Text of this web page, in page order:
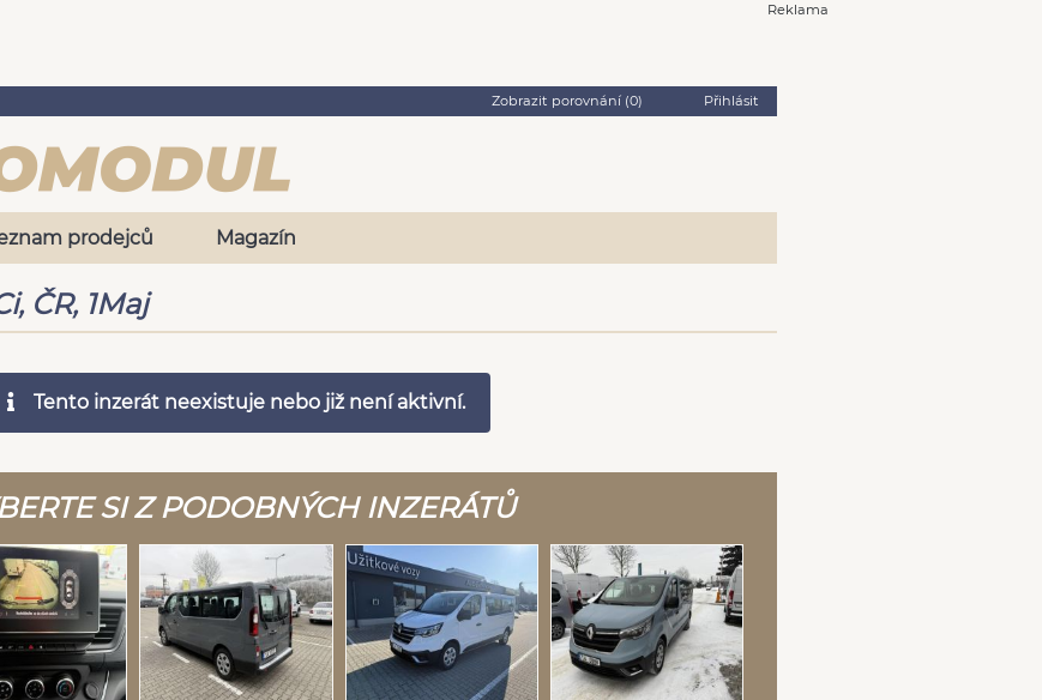
Reklama
Zobrazit porovnání (0) Přihlásit
prodejců Magazín
ČR, 1Maj
Tento inzerát neexistuje nebo již není aktivní.
SI Z PODOBNÝCH INZERÁTŮ